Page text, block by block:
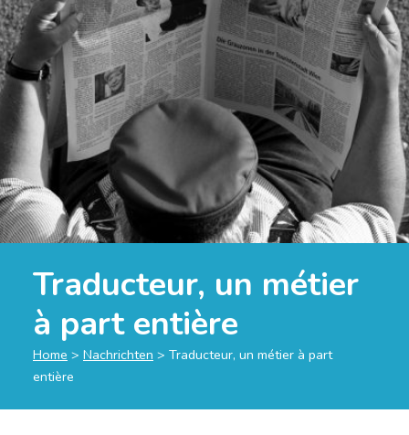
Traducteur, un métier
à part entière
Home > Nachrichten > Traducteur, un métier à part
entière